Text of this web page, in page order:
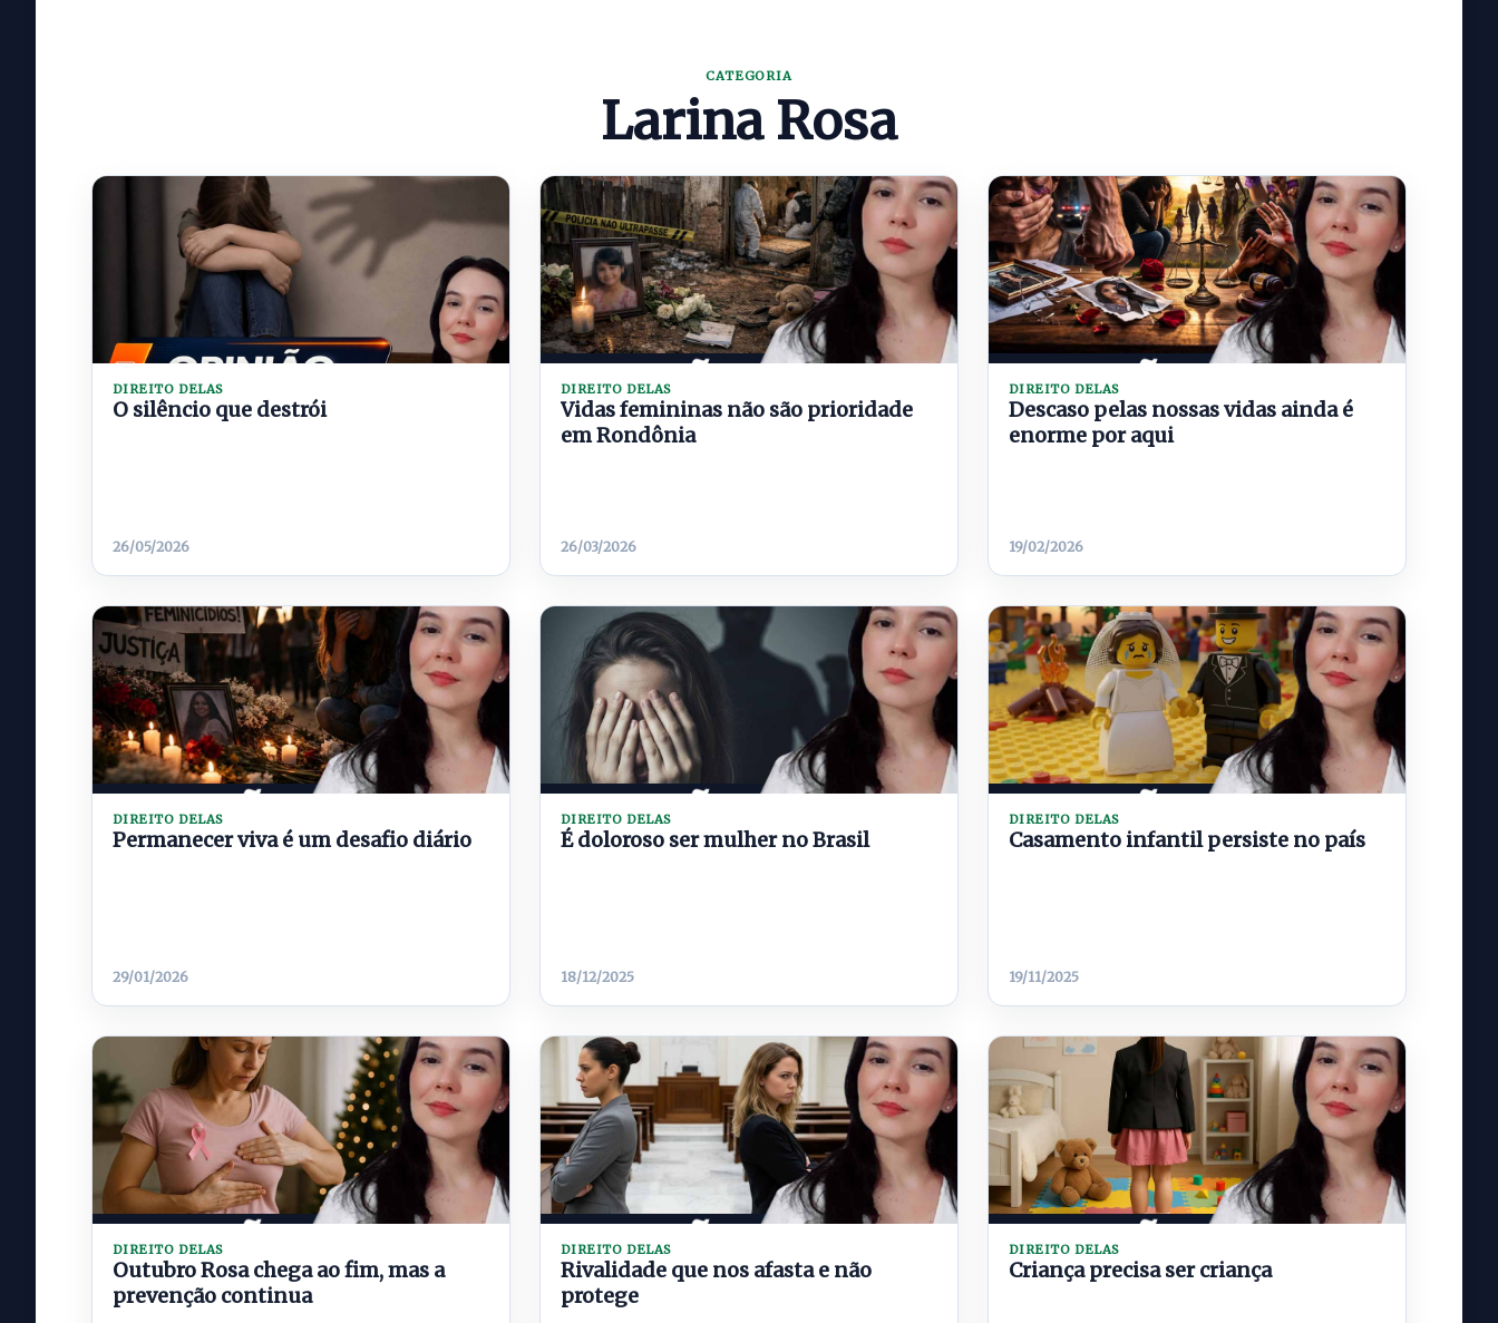
CATEGORIA
Larina Rosa
DIREITO DELAS
O silêncio que destrói
26/05/2026
DIREITO DELAS
Vidas femininas não são prioridade
em Rondônia
26/03/2026
DIREITO DELAS
Descaso pelas nossas vidas ainda é
enorme por aqui
19/02/2026
DIREITO DELAS
Permanecer viva é um desafio diário
29/01/2026
DIREITO DELAS
É doloroso ser mulher no Brasil
18/12/2025
DIREITO DELAS
Casamento infantil persiste no país
19/11/2025
DIREITO DELAS
Outubro Rosa chega ao fim, mas a
prevenção continua
DIREITO DELAS
Rivalidade que nos afasta e não
protege
DIREITO DELAS
Criança precisa ser criança